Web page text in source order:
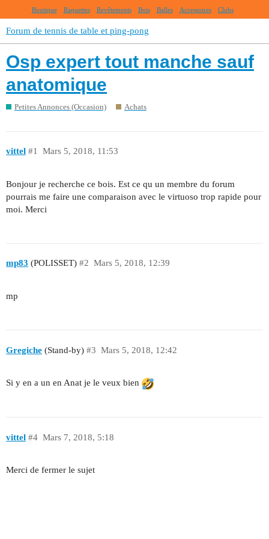
Boutique Raquettes Revêtements Bois Balles Accessoires Clubs
Forum de tennis de table et ping-pong
Osp expert tout manche sauf
anatomique
Petites Annonces (Occasion) Achats
vittel Mars 5, 2018, 11:53
#1
Bonjour je recherche ce bois. Est ce qu un membre du forum
pourrais me faire une comparaison avec le virtuoso trop rapide pour
moi. Merci
mp83 (POLISSET) Mars 5, 2018, 12:39
#2
mp
Gregiche (Stand-by) Mars 5, 2018, 12:42
#3
Si y en a un en Anat je le veux bien
vittel Mars 7, 2018, 5:18
#4
Merci de fermer le sujet